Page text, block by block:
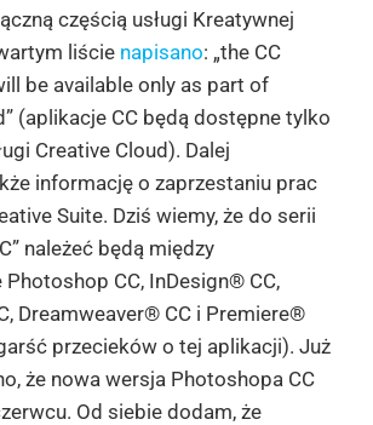
częścią usługi Kreatywnej
liście napisano: „the CC
be available only as part of
(aplikacje CC będą dostępne tylko
Creative Cloud). Dalej
informację o zaprzestaniu prac
Suite. Dziś wiemy, że do serii
należeć będą między
CC, InDesign® CC,
Dreamweaver® CC i Premiere®
przecieków o tej aplikacji). Już
że nowa wersja Photoshopa CC
Od siebie dodam, że